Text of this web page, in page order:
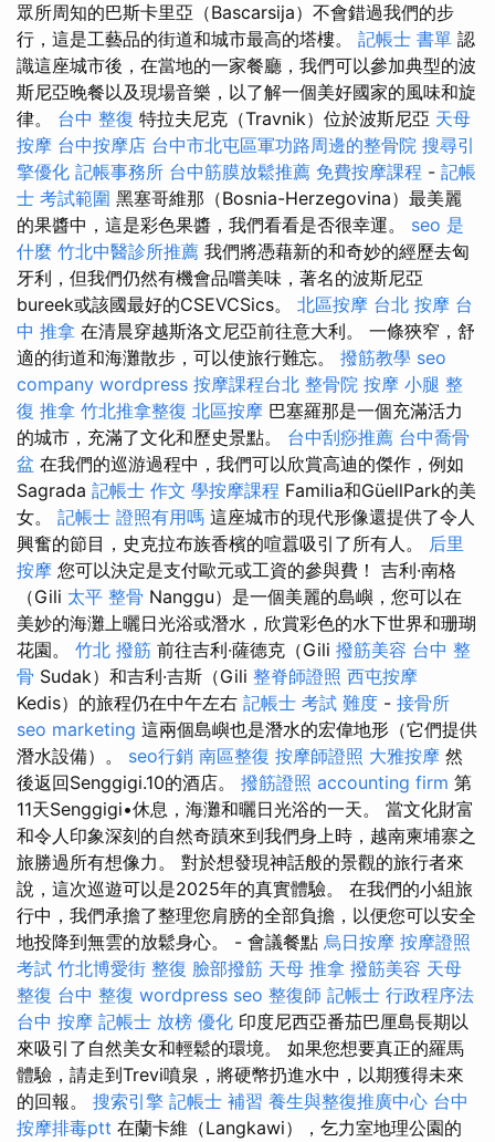
眾所周知的巴斯卡里亞（Bascarsija）不會錯過我們的步
行，這是工藝品的街道和城市最高的塔樓。 記帳士 書單 認
識這座城市後，在當地的一家餐廳，我們可以參加典型的波
斯尼亞晚餐以及現場音樂，以了解一個美好國家的風味和旋
律。 台中 整復 特拉夫尼克（Travnik）位於波斯尼亞 天母
按摩 台中按摩店 台中市北屯區軍功路周邊的整骨院 搜尋引
擎優化 記帳事務所 台中筋膜放鬆推薦 免費按摩課程 - 記帳
士 考試範圍 黑塞哥維那（Bosnia-Herzegovina）最美麗
的果醬中，這是彩色果醬，我們看看是否很幸運。 seo 是
什麼 竹北中醫診所推薦 我們將憑藉新的和奇妙的經歷去匈
牙利，但我們仍然有機會品嚐美味，著名的波斯尼亞
bureek或該國最好的CSEVCSics。 北區按摩 台北 按摩 台
中 推拿 在清晨穿越斯洛文尼亞前往意大利。 一條狹窄，舒
適的街道和海灘散步，可以使旅行難忘。 撥筋教學 seo
company wordpress 按摩課程台北 整骨院 按摩 小腿 整
復 推拿 竹北推拿整復 北區按摩 巴塞羅那是一個充滿活力
的城市，充滿了文化和歷史景點。 台中刮痧推薦 台中喬骨
盆 在我們的巡游過程中，我們可以欣賞高迪的傑作，例如
Sagrada 記帳士 作文 學按摩課程 Familia和GüellPark的美
女。 記帳士 證照有用嗎 這座城市的現代形像還提供了令人
興奮的節目，史克拉布族香檳的喧囂吸引了所有人。 后里
按摩 您可以決定是支付歐元或工資的參與費！ 吉利·南格
（Gili 太平 整骨 Nanggu）是一個美麗的島嶼，您可以在
美妙的海灘上曬日光浴或潛水，欣賞彩色的水下世界和珊瑚
花園。 竹北 撥筋 前往吉利·薩德克（Gili 撥筋美容 台中 整
骨 Sudak）和吉利·吉斯（Gili 整脊師證照 西屯按摩
Kedis）的旅程仍在中午左右 記帳士 考試 難度 - 接骨所
seo marketing 這兩個島嶼也是潛水的宏偉地形（它們提供
潛水設備）。 seo行銷 南區整復 按摩師證照 大雅按摩 然
後返回Senggigi.10的酒店。 撥筋證照 accounting firm 第
11天Senggigi•休息，海灘和曬日光浴的一天。 當文化財富
和令人印象深刻的自然奇蹟來到我們身上時，越南柬埔寨之
旅勝過所有想像力。 對於想發現神話般的景觀的旅行者來
說，這次巡遊可以是2025年的真實體驗。 在我們的小組旅
行中，我們承擔了整理您肩膀的全部負擔，以便您可以安全
地投降到無雲的放鬆身心。 - 會議餐點 烏日按摩 按摩證照
考試 竹北博愛街 整復 臉部撥筋 天母 推拿 撥筋美容 天母
整復 台中 整復 wordpress seo 整復師 記帳士 行政程序法
台中 按摩 記帳士 放榜 優化 印度尼西亞番茄巴厘島長期以
來吸引了自然美女和輕鬆的環境。 如果您想要真正的羅馬
體驗，請走到Trevi噴泉，將硬幣扔進水中，以期獲得未來
的回報。 搜索引擎 記帳士 補習 養生與整復推廣中心 台中
按摩排毒ptt 在蘭卡維（Langkawi），乞力室地理公園的